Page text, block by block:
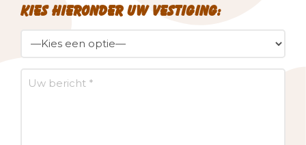
Kies hieronder uw vestiging: